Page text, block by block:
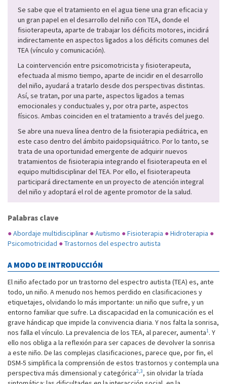
Se sabe que el tratamiento en el agua tiene una gran eficacia y
un gran papel en el desarrollo del niño con TEA, donde el
fisioterapeuta, aparte de trabajar los déficits motores, incidirá
indirectamente en aspectos ligados a los déficits comunes del
TEA (vínculo y comunicación).
La cointervención entre psicomotricista y fisioterapeuta,
efectuada al mismo tiempo, aparte de incidir en el desarrollo
del niño, ayudará a tratarlo desde dos perspectivas distintas.
Así, se tratan, por una parte, aspectos ligados a temas
emocionales y conductuales y, por otra parte, aspectos
físicos. Ambas coinciden en el tratamiento a través del juego.
Se abre una nueva línea dentro de la fisioterapia pediátrica, en
este caso dentro del ámbito paidopsiquiátrico. Por lo tanto, se
trata de una oportunidad emergente de adquirir nuevos
tratamientos de fisioterapia integrando el fisioterapeuta en el
equipo multidisciplinar del TEA. Por ello, el fisioterapeuta
participará directamente en un proyecto de atención integral
del niño y adoptará el rol de agente promotor de la salud.
Palabras clave
●Abordaje multidisciplinar ●Autismo ●Fisioterapia ●Hidroterapia ●
Psicomotricidad ●Trastornos del espectro autista
A MODO DE INTRODUCCIÓN
El niño afectado por un trastorno del espectro autista (TEA) es, ante
todo, un niño. A menudo nos hemos perdido en clasificaciones y
etiquetajes, olvidando lo más importante: un niño que sufre, y un
entorno familiar que sufre. La discapacidad en la comunicación es el
grave hándicap que impide la convivencia diaria. Y nos falta la sonrisa,
nos falla el vínculo. La prevalencia de los TEA, al parecer, aumenta1. Y
ello nos obliga a la reflexión para ser capaces de devolver la sonrisa
a este niño. De las complejas clasificaciones, parece que, por fin, el
DSM-5 simplifica la comprensión de estos trastornos y contempla una
perspectiva más dimensional y categórica2,3, sin olvidar la tríada